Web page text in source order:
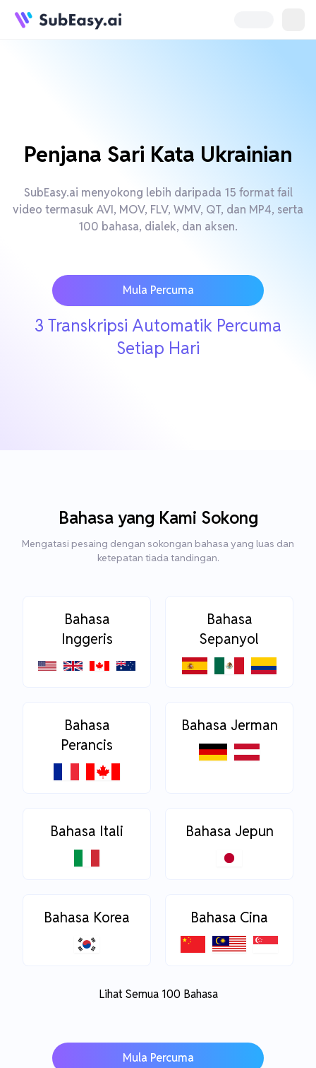
Penjana Sari Kata Ukrainian
SubEasy.ai menyokong lebih daripada 15 format fail
video termasuk AVI, MOV, FLV, WMV, QT, dan MP4, serta
100 bahasa, dialek, dan aksen.
Mula Percuma
3 Transkripsi Automatik Percuma
Setiap Hari
Bahasa yang Kami Sokong
Mengatasi pesaing dengan sokongan bahasa yang luas dan
ketepatan tiada tandingan.
Bahasa
Inggeris
Bahasa
Sepanyol
Bahasa
Perancis
Bahasa Jerman
Bahasa Itali Bahasa Jepun
Bahasa Korea Bahasa Cina
Lihat Semua 100 Bahasa
Mula Percuma